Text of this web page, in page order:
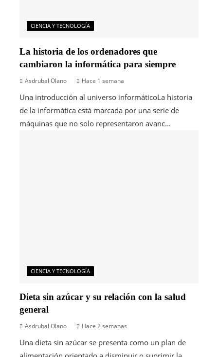
CIENCIA Y TECNOLOGÍA
La historia de los ordenadores que
cambiaron la informática para siempre
Asdrubal Olano Hace 1 semana
Una introducción al universo informáticoLa historia
de la informática está marcada por una serie de
máquinas que no solo representaron avanc...
CIENCIA Y TECNOLOGÍA
Dieta sin azúcar y su relación con la salud
general
Asdrubal Olano Hace 2 semanas
Una dieta sin azúcar se presenta como un plan de